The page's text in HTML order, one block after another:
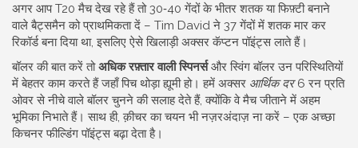
अगर आप T20 मैच देख रहे हैं तो 30‑40 गेंदों के भीतर शतक या फिफ़्टी बनाने
वाले बैट्समैन को प्राथमिकता दें – Tim David ने 37 गेंदों में शतक मार कर
रिकॉर्ड बना दिया था, इसलिए ऐसे खिलाड़ी अक्सर कॅप्टन पॉइंट्स लाते हैं।
बॉलर की बात करें तोअधिक रफ़्तार वाली स्पिनर्सऔर स्विंग बॉलर उन परिस्थितियों
में बेहतर काम करते हैं जहाँ पिच थोड़ा ह्यूमी हो। हमें अक्सर आर्थिक दर6 रन प्रति
ओवर से नीचे वाले बॉलर चुनने की सलाह देते हैं, क्योंकि वे मैच जीताने में अहम
भूमिका निभाते हैं। साथ ही, क़ीचर का चयन भी नज़रअंदाज़ ना करें – एक अच्छा
किचनर फील्डिंग पॉइंट्स बढ़ा देता है।